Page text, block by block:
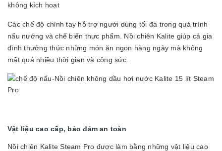
không kích hoạt
Các chế độ chỉnh tay hỗ trợ người dùng tối đa trong quá trình
nấu nướng và chế biến thực phẩm. Nồi chiên Kalite giúp cả gia
đình thưởng thức những món ăn ngon hàng ngày mà không
mất quá nhiều thời gian và công sức.
Vật liệu cao cấp, bảo đảm an toàn
Nồi chiên Kalite Steam Pro được làm bằng những vật liệu cao